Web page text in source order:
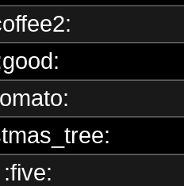
:five: